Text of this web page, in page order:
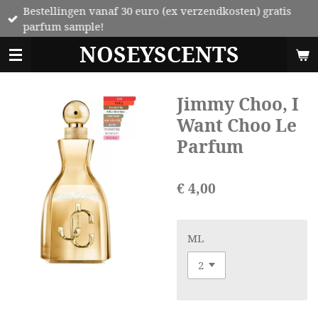
Ga
direct
de
hoofdinhoud
NOSEYSCENTS
Bestellingen vanaf 30 euro (ex verzendkosten) gratis
parfum sample!
Jimmy Choo, I
Want Choo Le
Parfum
€ 4,00
ML